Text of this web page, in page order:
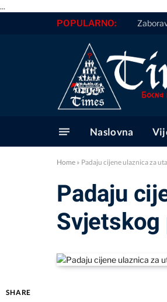
...
POPULARNO:
Naslovna
Home » Padaju cijene ulaznica za
Padaju
Svjetskog
SHARE